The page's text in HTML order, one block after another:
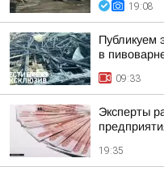
19:08
Публикуем
в
09:33
Эксперты
19:35